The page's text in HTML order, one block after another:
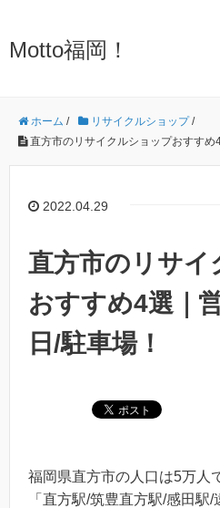
Motto福岡！
ホーム / リサイクルショップ/
直方市のリサイクルショップおすすめ
2022.04.29
直方市のリサ
おすすめ4選｜
日/駐車場！
福岡県直方市の人口は5万人
「直方駅/筑豊直方駅/感田駅